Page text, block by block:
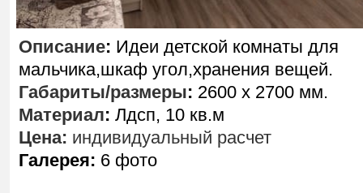
Описание: Идеи детской комнаты для
мальчика,шкаф угол,хранения вещей.
Габариты/размеры: 2600 х 2700 мм.
Материал: Лдсп, 10 кв.м
Цена: индивидуальный расчет
Галерея: 6 фото